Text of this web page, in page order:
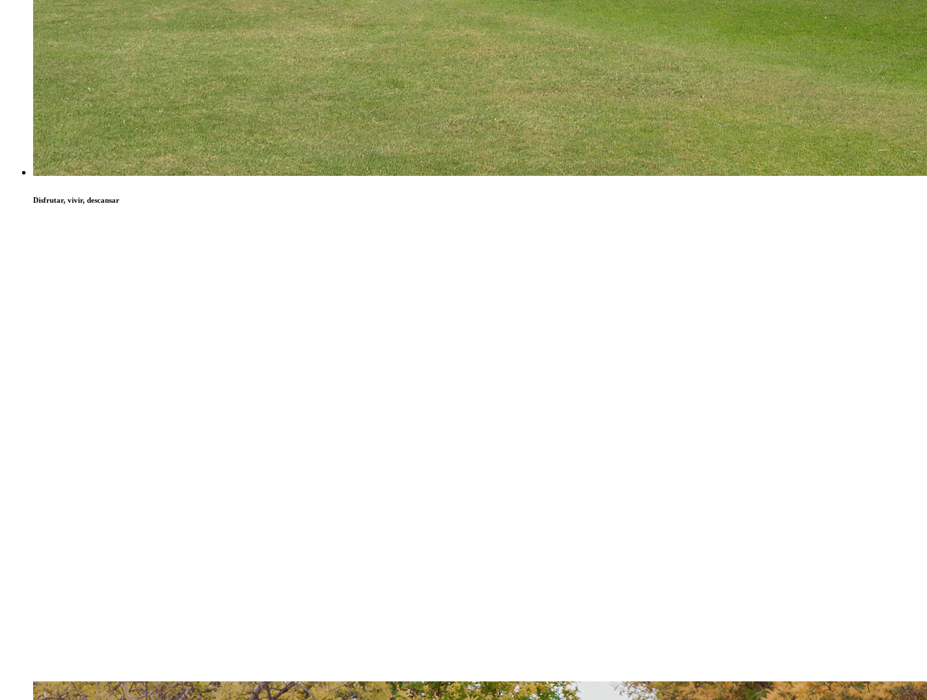
Disfrutar, vivir, descansar